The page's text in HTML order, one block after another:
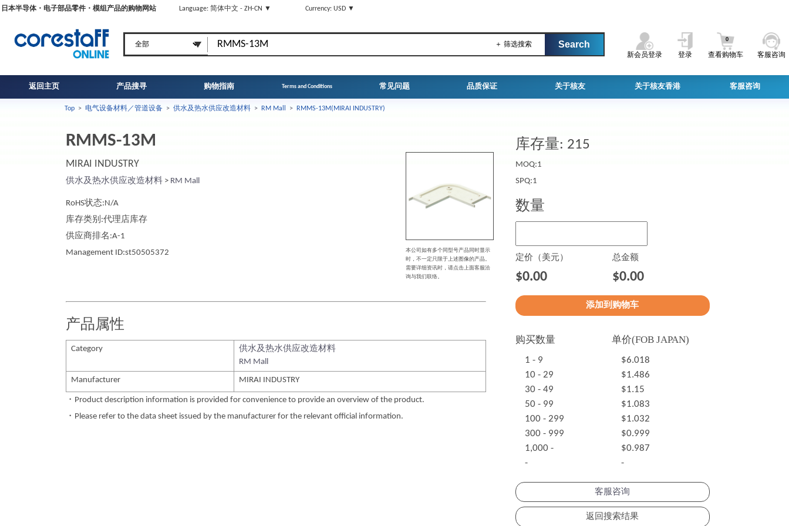
日本半导体・电子部品零件・模组产品的购物网站 Language: 简体中文 - ZH-CN ▼ Currency: USD ▼
＋ 筛选搜索
新会员登录 登录 查看购物车
0
客服咨询
返回主页 产品搜寻 购物指南 Terms and Conditions 常见问题 品质保证 关于核友 关于核友香港 客服咨询
Top > 电气设备材料／管道设备 > 供水及热水供应改造材料 > RM Mall > RMMS-13M(MIRAI INDUSTRY)
RMMS-13M
MIRAI INDUSTRY
供水及热水供应改造材料 > RM Mall
RoHS状态:N/A
库存类别:代理店库存
供应商排名:A-1
Management ID:st50505372
本公司如有多个同型号产品同时显示
时，不一定只限于上述图像的产品。
需要详细资讯时，请点击上面客服洽
询与我们联络。
产品属性
Category
供水及热水供应改造材料
RM Mall
Manufacturer MIRAI INDUSTRY
・Product description information is provided for convenience to provide an overview of the product.
・Please refer to the data sheet issued by the manufacturer for the relevant official information.
库存量: 215
MOQ:1
SPQ:1
数量
定价（美元） 总金额
$0.00 $0.00
购买数量 单价(FOB JAPAN)
1 - 9
$6.018
10 - 29
$1.486
30 - 49
$1.15
50 - 99
$1.083
100 - 299
$1.032
300 - 999
$0.999
1,000 -
$0.987
-
-
客服咨询